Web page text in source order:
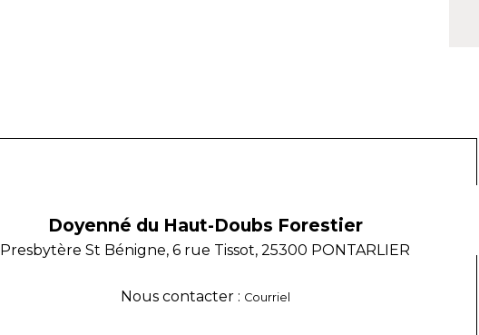
Doyenné du Haut-Doubs Forestier
Presbytère St Bénigne, 6 rue Tissot, 25300 PONTARLIER
Nous contacter : Courriel